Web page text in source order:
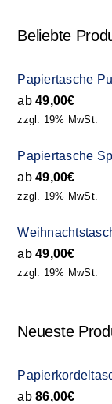
Beliebte
Papiertasche
ab49,00€
zzgl. 19% MwSt.
Papiertasche
ab49,00€
zzgl. 19% MwSt.
ab49,00€
zzgl. 19% MwSt.
Neueste
ab86,00€